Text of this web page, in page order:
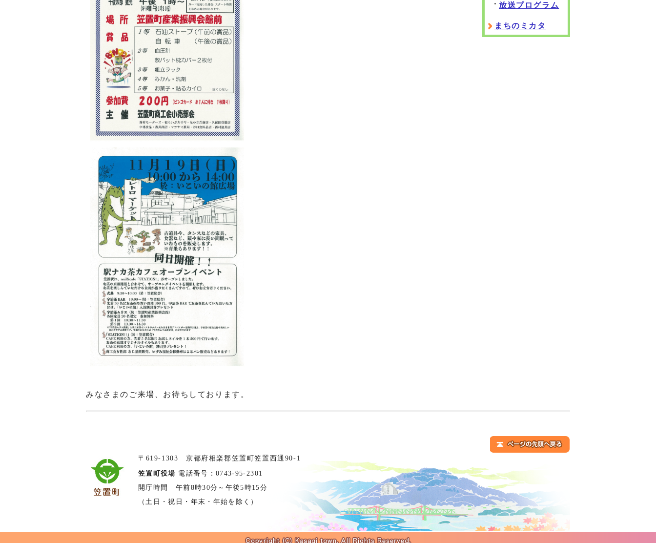
みなさまのご来場、お待ちしております。
放送プログラム
まちのミカタ
〒619-1303 京都府相楽郡笠置町笠置西通90-1
笠置町役場 電話番号：0743-95-2301
開庁時間 午前8時30分～午後5時15分
（土日・祝日・年末・年始を除く）